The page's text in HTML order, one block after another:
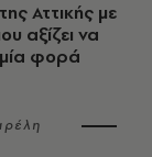
Αττικής με
αξίζει να
φορά